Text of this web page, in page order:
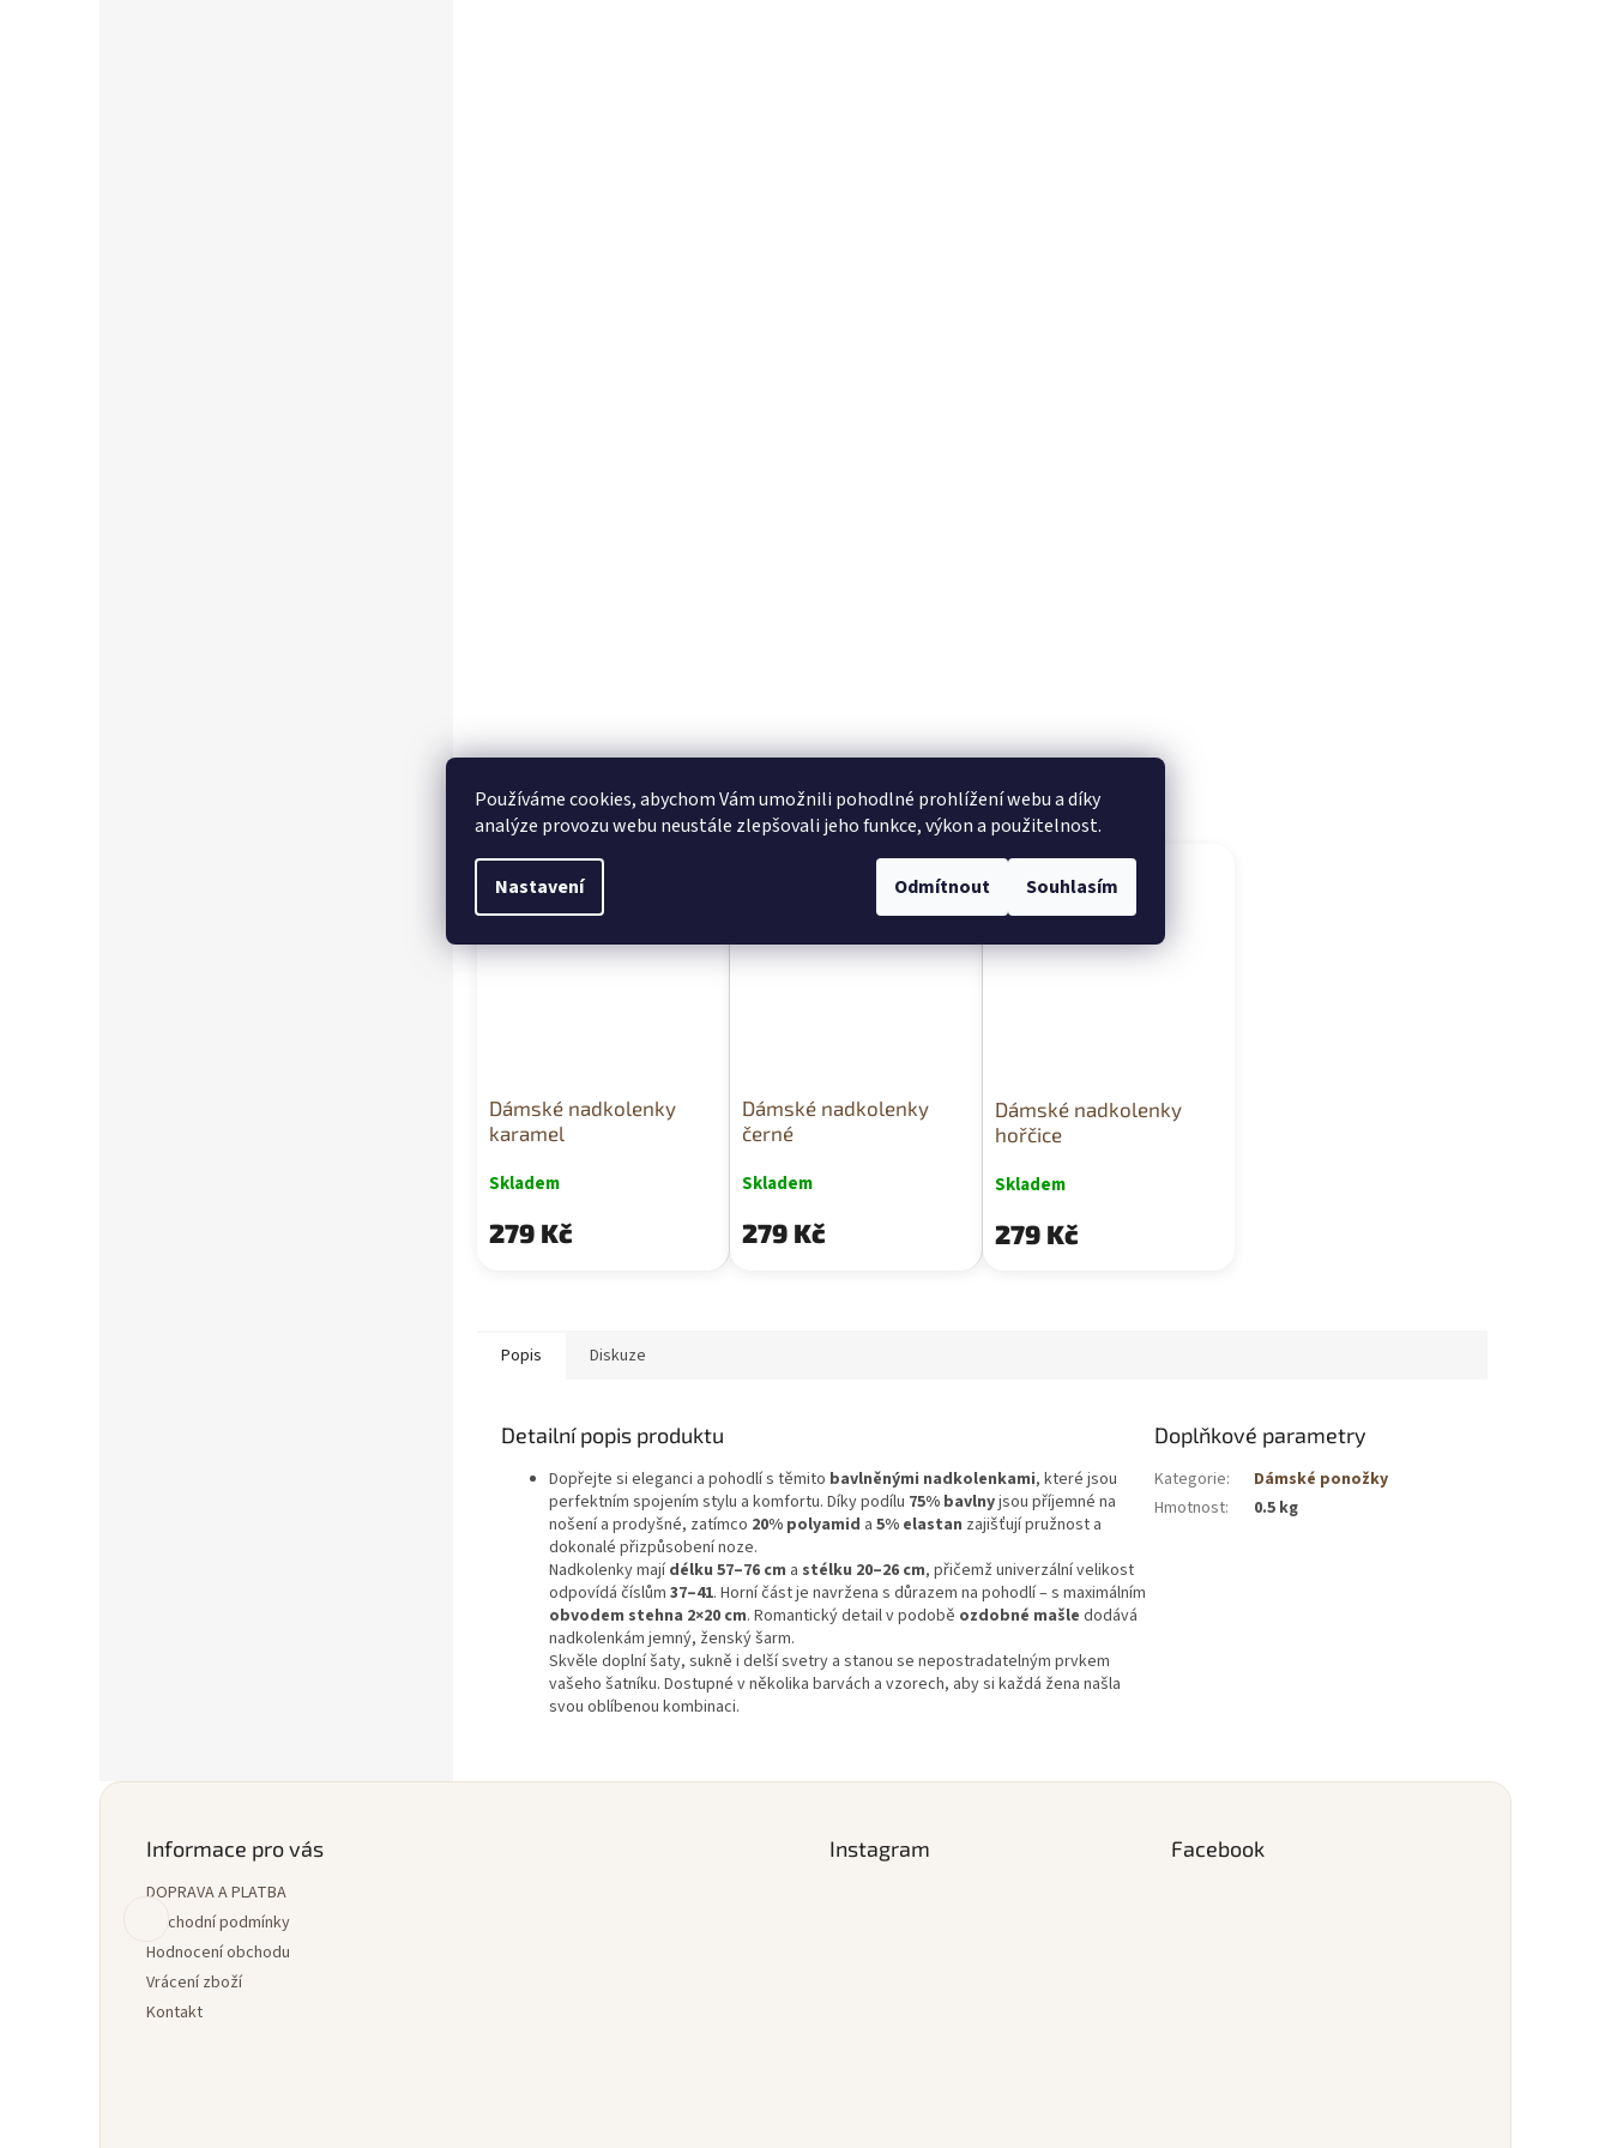
Používáme cookies, abychom Vám umožnili pohodlné prohlížení webu a díky
analýze provozu webu neustále zlepšovali jeho funkce, výkon a použitelnost.
Nastavení Odmítnout Souhlasím
Související produkty
Dámské nadkolenky
karamel
Skladem
279 Kč
Dámské nadkolenky
černé
Skladem
279 Kč
Dámské nadkolenky
hořčice
Skladem
279 Kč
Popis Diskuze
Detailní popis produktu
Dopřejte si eleganci a pohodlí s těmito bavlněnými nadkolenkami, které jsou
perfektním spojením stylu a komfortu. Díky podílu 75% bavlnyjsou příjemné na
nošení a prodyšné, zatímco 20% polyamid a 5% elastan zajišťují pružnost a
dokonalé přizpůsobení noze.
Nadkolenky majídélku 57–76 cm a stélku 20–26 cm, přičemž univerzální velikost
odpovídá číslům 37–41. Horní část je navržena s důrazem na pohodlí – s maximálním
obvodem stehna 2×20 cm. Romantický detail v podobě ozdobné mašle dodává
nadkolenkám jemný, ženský šarm.
Skvěle doplní šaty, sukně i delší svetry a stanou se nepostradatelným prvkem
vašeho šatníku. Dostupné v několika barvách a vzorech, aby si každá žena našla
svou oblíbenou kombinaci.
Doplňkové parametry
Kategorie:
Dámské ponožky
Hmotnost: 0.5 kg
Informace pro vás
DOPRAVA A PLATBA
Obchodní podmínky
Hodnocení obchodu
Vrácení zboží
Kontakt
Instagram Facebook